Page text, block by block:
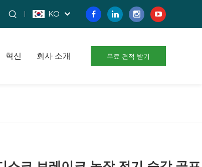
KO
혁신 회사 소개 무료 견적 받기